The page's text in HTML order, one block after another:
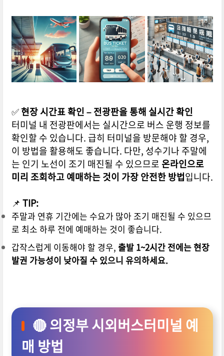
✅현장 시간표 확인 – 전광판을 통해 실시간 확인
터미널 내 전광판에서는 실시간으로 버스 운행 정보를
확인할 수 있습니다. 급히 터미널을 방문해야 할 경우,
이 방법을 활용해도 좋습니다. 다만, 성수기나 주말에
는 인기 노선이 조기 매진될 수 있으므로 온라인으로
미리 조회하고 예매하는 것이 가장 안전한 방법입니다.
📌 TIP:
주말과 연휴 기간에는 수요가 많아 조기 매진될 수 있으므
로 최소 하루 전에 예매하는 것이 좋습니다.
갑작스럽게 이동해야 할 경우, 출발 1~2시간 전에는 현장
발권 가능성이 낮아질 수 있으니 유의하세요.
🔴 의정부 시외버스터미널 예
매 방법